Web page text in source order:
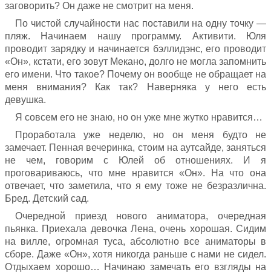
заговорить? Он даже не смотрит на меня.
По чистой случайности нас поставили на одну точку —
пляж. Начинаем нашу программу. Активити. Юля
проводит зарядку и начинается бэллидэнс, его проводит
«Он», кстати, его зовут Мекано, долго не могла запомнить
его имени. Что такое? Почему он вообще не обращает на
меня внимания? Как так? Наверняка у него есть
девушка.
Я совсем его не знаю, но он уже мне жутко нравится…
Проработала уже неделю, но он меня будто не
замечает. Пенная вечеринка, стоим на аутсайде, заняться
не чем, говорим с Юлей об отношениях. И я
проговариваюсь, что мне нравится «Он». На что она
отвечает, что заметила, что я ему тоже не безразлична.
Бред. Детский сад.
Очередной приезд нового аниматора, очередная
пьянка. Приехала девочка Лена, очень хорошая. Сидим
на вилле, огромная туса, абсолютно все аниматоры в
сборе. Даже «Он», хотя никогда раньше с нами не сидел.
Отдыхаем хорошо… Начинаю замечать его взгляды на